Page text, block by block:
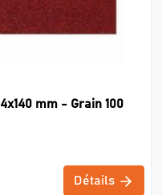
mm - Grain 100
Détails